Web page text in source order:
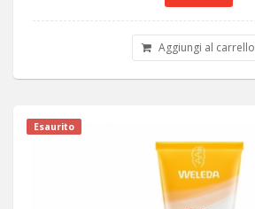
Aggiungi al carrello
Esaurito